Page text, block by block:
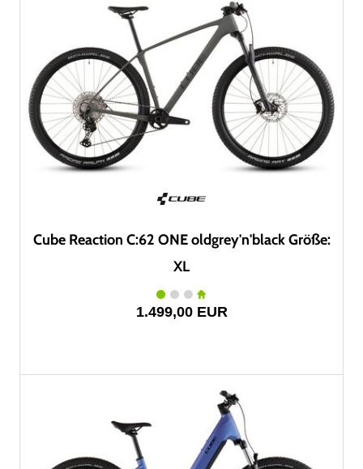
Cube Reaction C:62 ONE oldgrey'n'black Größe:
XL
1.499,00 EUR